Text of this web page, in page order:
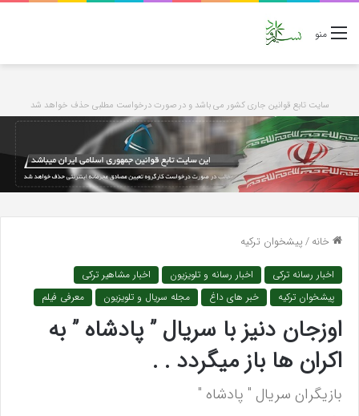
منو
سایت تابع قوانین جاری کشور می باشد و در صورت درخواست مطلبی حذف خواهد شد
خانه/پیشخوان ترکیه
اخبار رسانه ترکی اخبار رسانه و تلویزیون
اخبار مشاهیر ترکی
پیشخوان ترکیه
خبر های داغ مجله سریال و تلویزیون معرفی فیلم
اوزجان دنیز با سریال ” پادشاه ” به
اکران ها باز میگردد . .
بازیگران سریال " پادشاه "